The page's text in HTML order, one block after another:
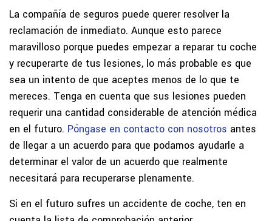
La compañía de seguros puede querer resolver la
reclamación de inmediato. Aunque esto parece
maravilloso porque puedes empezar a reparar tu coche
y recuperarte de tus lesiones, lo más probable es que
sea un intento de que aceptes menos de lo que te
mereces. Tenga en cuenta que sus lesiones pueden
requerir una cantidad considerable de atención médica
en el futuro. Póngase en contacto con nosotros antes
de llegar a un acuerdo para que podamos ayudarle a
determinar el valor de un acuerdo que realmente
necesitará para recuperarse plenamente.
Si en el futuro sufres un accidente de coche, ten en